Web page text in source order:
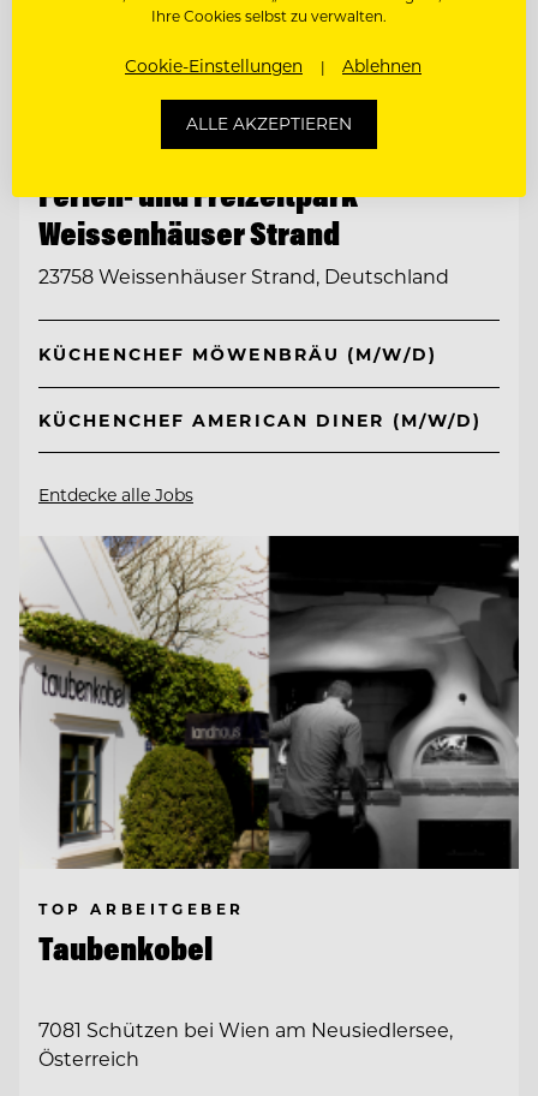
TOP ARBEITGEBER
Ferien- und Freizeitpark
Weissenhäuser Strand
23758 Weissenhäuser Strand, Deutschland
KÜCHENCHEF MÖWENBRÄU (M/W/D)
KÜCHENCHEF AMERICAN DINER (M/W/D)
Entdecke alle Jobs
TOP ARBEITGEBER
Taubenkobel
7081 Schützen bei Wien am Neusiedlersee,
Österreich
Ihre Cookies selbst zu verwalten.
Cookie-Einstellungen Ablehnen
ALLE AKZEPTIEREN